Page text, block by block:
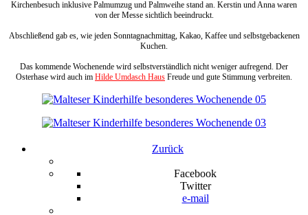
Kirchenbesuch inklusive Palmumzug und Palmweihe stand an. Kerstin und Anna waren
von der Messe sichtlich beeindruckt.
Abschließend gab es, wie jeden Sonntagnachmittag, Kakao, Kaffee und selbstgebackenen
Kuchen.
Das kommende Wochenende wird selbstverständlich nicht weniger aufregend. Der
Osterhase wird auch im Hilde Umdasch Haus Freude und gute Stimmung verbreiten.
Zurück
Facebook
Twitter
e-mail